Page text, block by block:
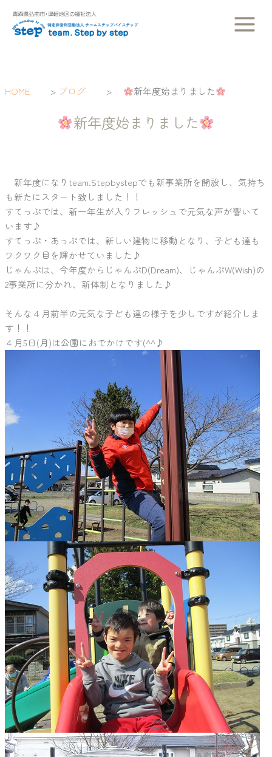
プHOME > ブログ > 新年度始まりました
新年度始まりました
新年度になりteam.Stepbystepでも新事業所を開設し、気持ち
も新たにスタート致しました！！
すてっぷでは、新一年生が入りフレッシュで元気な声が響いて
います♪
すてっぷ・あっぷでは、新しい建物に移動となり、子ども達も
ワクワク目を輝かせていました♪
じゃんぷは、今年度からじゃんぷD(Dream)、じゃんぷW(Wish)の
2事業所に分かれ、新体制となりました♪
そんな４月前半の元気な子ども達の様子を少しですが紹介しま
す！！
４月5日(月)は公園におでかけです(^^♪